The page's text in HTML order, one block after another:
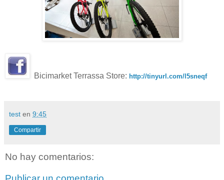
Bicimarket Terrassa Store: http://tinyurl.com/l5sneqf
test en 9:45
Compartir
No hay comentarios: